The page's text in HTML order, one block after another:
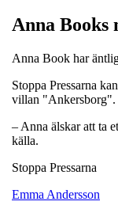
Anna Books
Anna Book har
Stoppa Pressarna
villan "Ankersborg".
– Anna älskar att ta
källa.
Stoppa Pressarna
Emma Andersson